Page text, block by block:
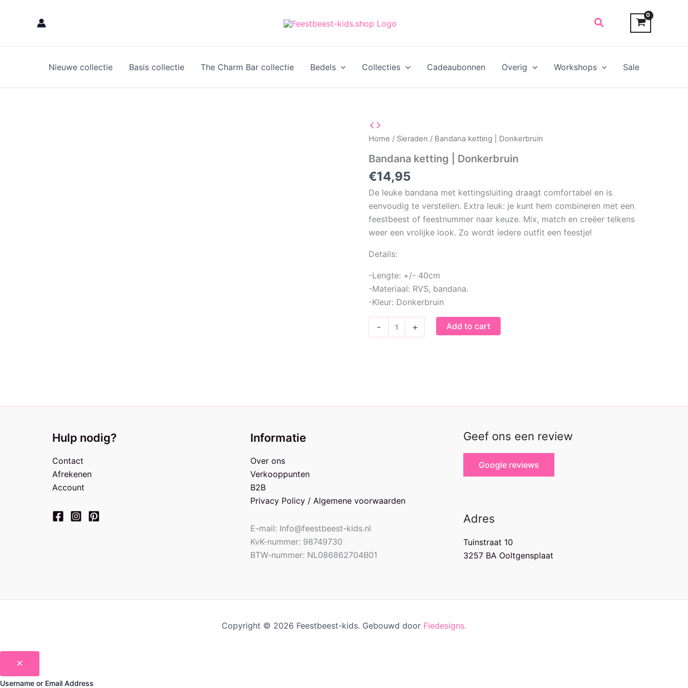
Search
Nieuwe collectie Basis collectie The Charm Bar collectie Bedels Collecties Cadeaubonnen Overig Workshops Sale
Home / Sieraden / Bandana ketting | Donkerbruin
Bandana ketting | Donkerbruin
€14,95
De leuke bandana met kettingsluiting draagt comfortabel en is
eenvoudig te verstellen. Extra leuk: je kunt hem combineren met een
feestbeest of feestnummer naar keuze. Mix, match en creëer telkens
weer een vrolijke look. Zo wordt iedere outfit een feestje!
Details:
-Lengte: +/- 40cm
-Materiaal: RVS, bandana.
-Kleur: Donkerbruin
- + Add to cart
Hulp nodig?
Contact
Afrekenen
Account
Informatie
Over ons
Verkooppunten
B2B
Privacy Policy / Algemene voorwaarden
E-mail: Info@feestbeest-kids.nl
KvK-nummer: 98749730
BTW-nummer: NL086862704B01
Geef ons een review
Google reviews
Adres
Tuinstraat 10
3257 BA Ooltgensplaat
Copyright © 2026 Feestbeest-kids. Gebouwd door Fiedesigns.
Username or Email Address